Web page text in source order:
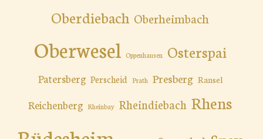
Oberdiebach Oberheimbach
Oberwesel Oppenhausen Osterspai
Patersberg Perscheid Prath Presberg Ransel
Reichenberg Rheinbay Rheindiebach Rhens